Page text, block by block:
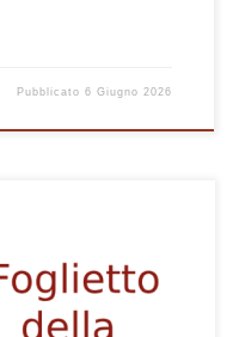
Pubblicato6 Giugno 2026